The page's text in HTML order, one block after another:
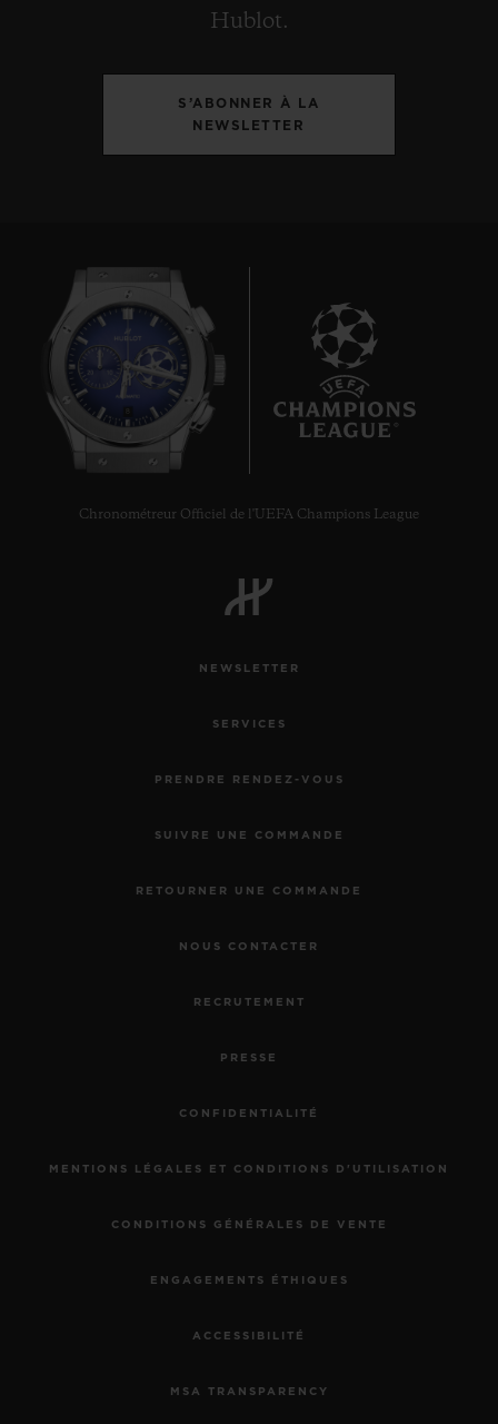
Hublot.
S’ABONNER À LA
NEWSLETTER
Chronométreur Officiel de l'UEFA Champions League
NEWSLETTER
SERVICES
PRENDRE RENDEZ-VOUS
SUIVRE UNE COMMANDE
RETOURNER UNE COMMANDE
NOUS CONTACTER
RECRUTEMENT
PRESSE
CONFIDENTIALITÉ
MENTIONS LÉGALES ET CONDITIONS D'UTILISATION
CONDITIONS GÉNÉRALES DE VENTE
ENGAGEMENTS ÉTHIQUES
ACCESSIBILITÉ
MSA TRANSPARENCY